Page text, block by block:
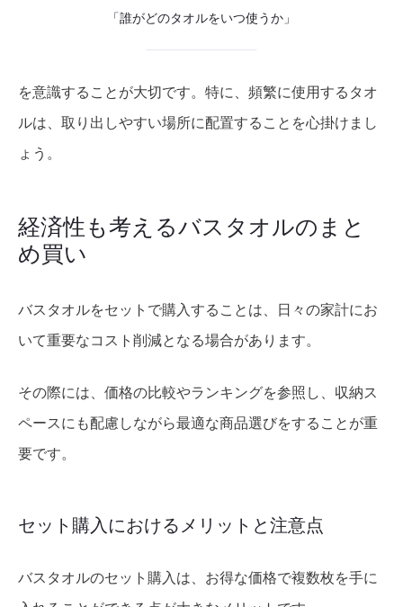
「誰がどのタオルをいつ使うか」
を意識することが大切です。特に、頻繁に使用するタオ
ルは、取り出しやすい場所に配置することを心掛けまし
ょう。
経済性も考えるバスタオルのまと
め買い
バスタオルをセットで購入することは、日々の家計にお
いて重要なコスト削減となる場合があります。
その際には、価格の比較やランキングを参照し、収納ス
ペースにも配慮しながら最適な商品選びをすることが重
要です。
セット購入におけるメリットと注意点
バスタオルのセット購入は、お得な価格で複数枚を手に